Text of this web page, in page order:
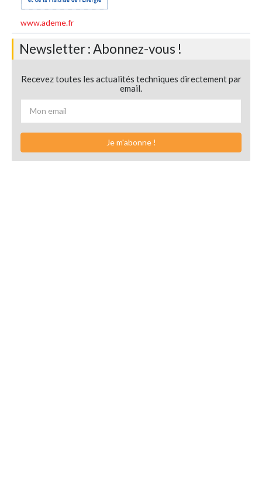
www.ademe.fr
Newsletter : Abonnez-vous !
Recevez toutes les actualités techniques directement par
email.
Je m'abonne !